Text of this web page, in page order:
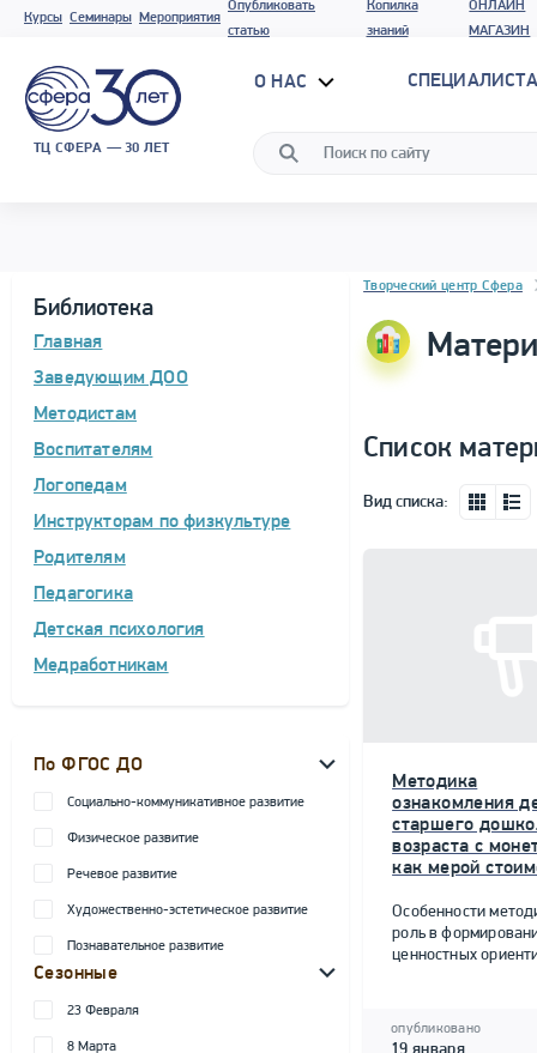
Курсы Семинары Мероприятия
Опубликовать
статью
Копилка
знаний
ОНЛАЙН
МАГАЗИН
ТЦ СФЕРА — 30 ЛЕТ
О НАС
Библиотека
Главная
Заведующим ДОО
Методистам
Воспитателям
Логопедам
Инструкторам по физкультуре
Родителям
Педагогика
Детская психология
Медработникам
По ФГОС ДО
Социально-коммуникативное развитие
Физическое развитие
Речевое развитие
Художественно-эстетическое развитие
Познавательное развитие
Сезонные
23 Февраля
8 Марта
Блок новостей
Творческий центр Сфера
Список
Вид списка:
Методика
ознакомления
старшего
возраста с
как мерой
Особенности
роль в
ценностных
опубликовано